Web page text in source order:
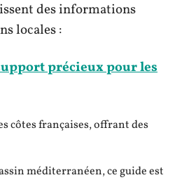
des informations
locales :
précieux pour les
côtes françaises, offrant des
méditerranéen, ce guide est